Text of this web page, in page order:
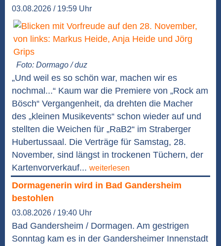
03.08.2026 / 19:59 Uhr
Foto: Dormago / duz
„Und weil es so schön war, machen wir es
nochmal...“ Kaum war die Premiere von „Rock am
Bösch“ Vergangenheit, da drehten die Macher
des „kleinen Musikevents“ schon wieder auf und
stellten die Weichen für „RaB2“ im Straberger
Hubertussaal. Die Verträge für Samstag, 28.
November, sind längst in trockenen Tüchern, der
Kartenvorverkauf... weiterlesen
Dormagenerin wird in Bad Gandersheim
bestohlen
03.08.2026 / 19:40 Uhr
Bad Gandersheim / Dormagen. Am gestrigen
Sonntag kam es in der Gandersheimer Innenstadt